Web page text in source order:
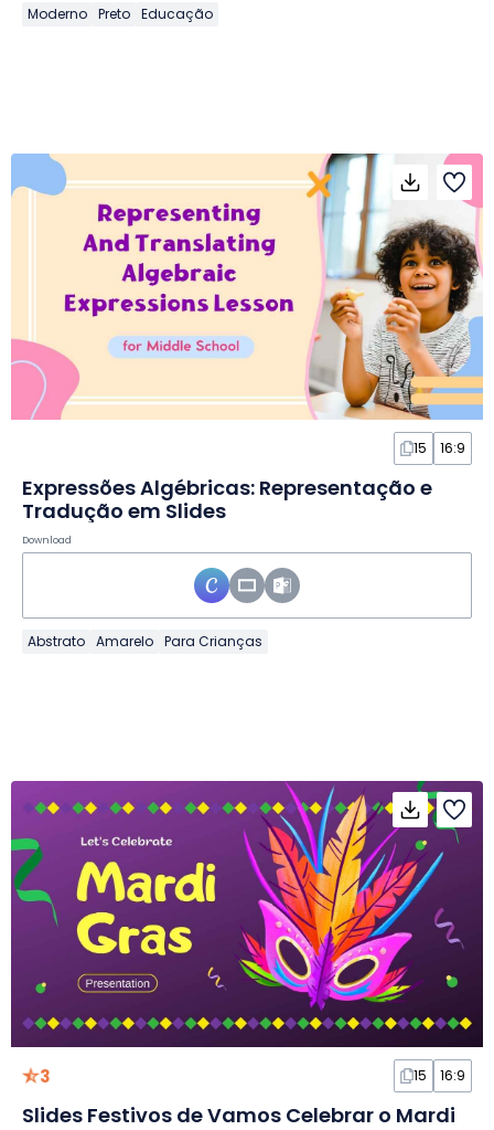
Moderno Preto Educação
15 16:9
Expressões Algébricas: Representação e
Tradução em Slides
Download
Abstrato Amarelo Para Crianças
3 15 16:9
Slides Festivos de Vamos Celebrar o Mardi